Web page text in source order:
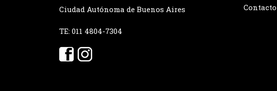
Ciudad Autónoma de Buenos Aires
TE: 011 4804-7304
Contacto